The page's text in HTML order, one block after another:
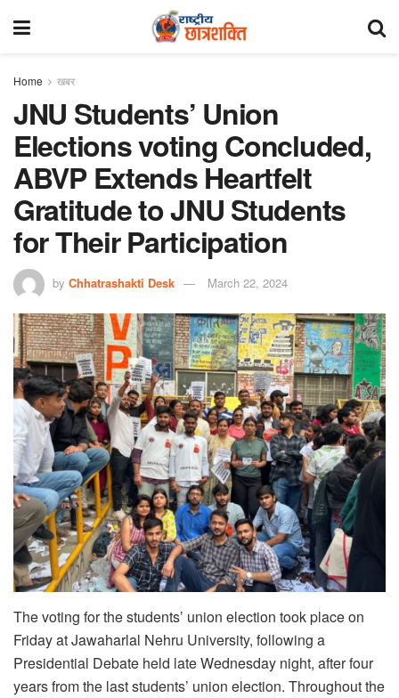
Home खबर
JNU Students’ Union
Elections voting Concluded,
ABVP Extends Heartfelt
Gratitude to JNU Students
for Their Participation
by Chhatrashakti Desk March 22, 2024
The voting for the students’ union election took place on
Friday at Jawaharlal Nehru University, following a
Presidential Debate held late Wednesday night, after four
years from the last students’ union election. Throughout the